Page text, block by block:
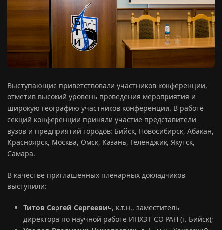
Выступающие приветствовали участников конференции,
отметив высокий уровень проведения мероприятия и
широкую географию участников конференции. В работе
секций конференции приняли участие представители
вузов и предприятий городов: Бийск, Новосибирск, Абакан,
Красноярск, Москва, Омск, Казань, Геленджик, Якутск,
Самара.
В качестве приглашенных пленарных докладчиков
выступили:
Титов Сергей Сергеевич, к.т.н., заместитель
директора по научной работе ИПХЭТ СО РАН (г. Бийск);